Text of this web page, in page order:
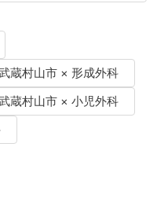
蔵村山市 × 形成外科
蔵村山市 × 小児外科